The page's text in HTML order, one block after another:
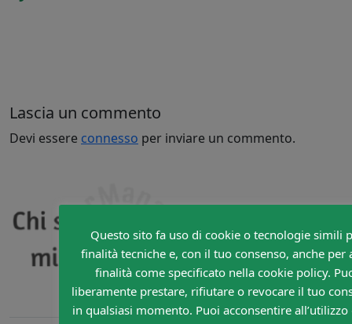
Lascia un commento
Devi essere connesso per inviare un commento.
Questo sito fa uso di cookie o tecnologie simili
finalità tecniche e, con il tuo consenso, anche per
finalità come specificato nella cookie policy.
liberamente prestare, rifiutare o revocare il tuo
in qualsiasi momento. Puoi acconsentire